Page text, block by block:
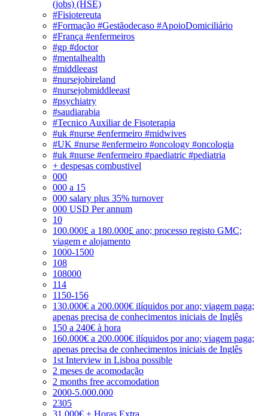
(jobs) (HSE)
#Fisiotereuta
#Formação #Gestãodecaso #ApoioDomiciliário
#França #enfermeiros
#gp #doctor
#mentalhealth
#middleeast
#nursejobireland
#nursejobmiddleeast
#psychiatry
#saudiarabia
#Tecnico Auxiliar de Fisoterapia
#uk #nurse #enfermeiro #midwives
#UK #nurse #enfermeiro #oncology #oncologia
#uk #nurse #enfermeiro #paediatric #pediatria
+ despesas combustivel
000
000 a 15
000 salary plus 35% turnover
000 USD Per annum
10
100.000£ a 180.000£ ano; processo registo GMC;
viagem e alojamento
1000-1500
108
108000
114
1150-156
130.000€ a 200.000€ ilíquidos por ano; viagem paga;
apenas precisa de conhecimentos iniciais de Inglês
150 a 240€ à hora
160.000€ a 200.000€ ilíquidos por ano; viagem paga;
apenas precisa de conhecimentos iniciais de Inglês
1st Interview in Lisboa possible
2 meses de acomodação
2 months free accomodation
2000-5.000.000
2305
31.000€ + Horas Extra